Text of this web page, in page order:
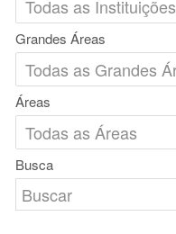
Grandes Áreas
Áreas
Busca